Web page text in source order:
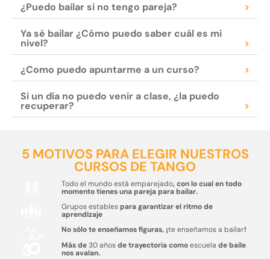
¿Puedo bailar si no tengo pareja? >
Ya sé bailar ¿Cómo puedo saber cuál es mi
nivel? >
¿Como puedo apuntarme a un curso? >
Si un día no puedo venir a clase, ¿la puedo
recuperar? >
5 MOTIVOS PARA ELEGIR NUESTROS
CURSOS DE TANGO
Todo el mundo está emparejado, con lo cual en todo
momento tienes una pareja para bailar.
Grupos establespara garantizar el ritmo de
aprendizaje
No sólo te enseñamos figuras, ¡te enseñamos a bailar!
Más de30 añosde trayectoria comoescuela de baile
nos avalan.